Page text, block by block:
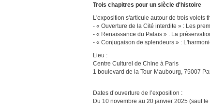
Trois chapitres pour un siècle d'histoire
L'exposition s'articule autour de trois volets
- « Ouverture de la Cité interdite » : Les
- « Renaissance du Palais » : La
- « Conjugaison de splendeurs » :
Lieu :
Centre Culturel de Chine à Paris
1 boulevard de la Tour-Maubourg, 75007
Dates d’ouverture de l’exposition :
Du 10 novembre au 20 janvier 2025 (sauf